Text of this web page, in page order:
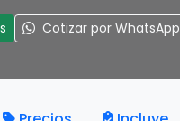
Cotizar por WhatsApp